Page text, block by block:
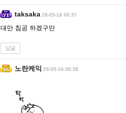
taksaka 26-05-16 00:37
대만 침공 하겠구만
답글
노란케익 26-05-16 00:38